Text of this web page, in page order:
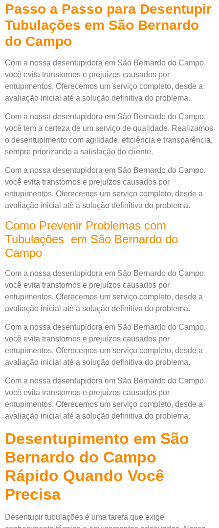
Passo a Passo para Desentupir
Tubulações em São Bernardo
do Campo
Com a nossa desentupidora em São Bernardo do Campo,
você evita transtornos e prejuízos causados por
entupimentos. Oferecemos um serviço completo, desde a
avaliação inicial até a solução definitiva do problema.
Com a nossa desentupidora em São Bernardo do Campo,
você tem a certeza de um serviço de qualidade. Realizamos
o desentupimento com agilidade, eficiência e transparência,
sempre priorizando a satisfação do cliente.
Com a nossa desentupidora em São Bernardo do Campo,
você evita transtornos e prejuízos causados por
entupimentos. Oferecemos um serviço completo, desde a
avaliação inicial até a solução definitiva do problema.
Como Prevenir Problemas com
Tubulações em São Bernardo do
Campo
Com a nossa desentupidora em São Bernardo do Campo,
você evita transtornos e prejuízos causados por
entupimentos. Oferecemos um serviço completo, desde a
avaliação inicial até a solução definitiva do problema.
Com a nossa desentupidora em São Bernardo do Campo,
você evita transtornos e prejuízos causados por
entupimentos. Oferecemos um serviço completo, desde a
avaliação inicial até a solução definitiva do problema.
Com a nossa desentupidora em São Bernardo do Campo,
você evita transtornos e prejuízos causados por
entupimentos. Oferecemos um serviço completo, desde a
avaliação inicial até a solução definitiva do problema.
Desentupimento em São
Bernardo do Campo
Rápido Quando Você
Precisa
Desentupir tubulações é uma tarefa que exige